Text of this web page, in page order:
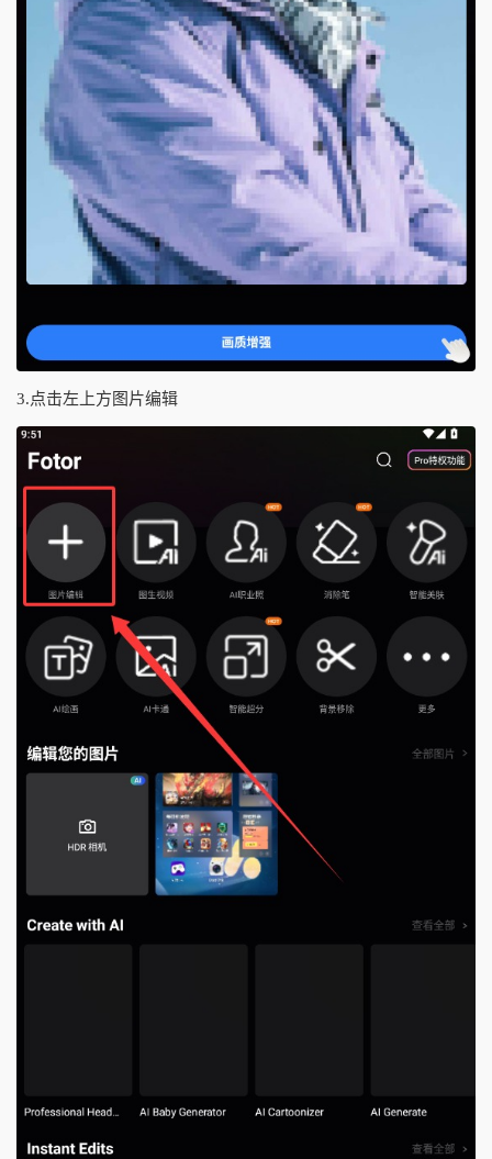
3.点击左上方图片编辑